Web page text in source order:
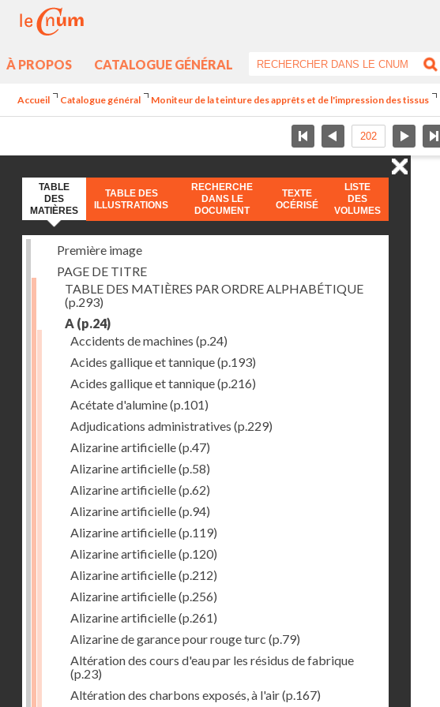
À PROPOS CATALOGUE GÉNÉRAL
Accueil Catalogue général Moniteur de la teinture des apprêts et de l'impression des tissus
TABLE
DES
MATIÈRES
TABLE DES
ILLUSTRATIONS
RECHERCHE
DANS LE
DOCUMENT
TEXTE
OCÉRISÉ
LISTE
DES
VOLUMES
Première image
PAGE DE TITRE
TABLE DES MATIÈRES PAR ORDRE ALPHABÉTIQUE
(p.293)
A (p.24)
Accidents de machines (p.24)
Acides gallique et tannique(p.193)
Acides gallique et tannique(p.216)
Acétate d'alumine(p.101)
Adjudications administratives (p.229)
Alizarine artificielle(p.47)
Alizarine artificielle(p.58)
Alizarine artificielle(p.62)
Alizarine artificielle(p.94)
Alizarine artificielle(p.119)
Alizarine artificielle(p.120)
Alizarine artificielle(p.212)
Alizarine artificielle(p.256)
Alizarine artificielle(p.261)
Alizarine de garance pour rouge turc (p.79)
Altération des cours d'eau par les résidus de fabrique
(p.23)
Altération des charbons exposés, à l'air(p.167)